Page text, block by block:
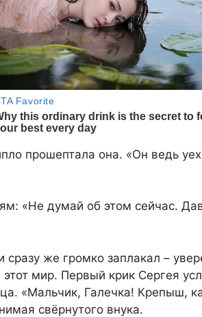
прошептала она. «Он ведь
«Не думай об этом сейчас.
же громко заплакал –
мир. Первый крик Сергея
«Мальчик, Галечка! Крепыш,
свёрнутого внука.